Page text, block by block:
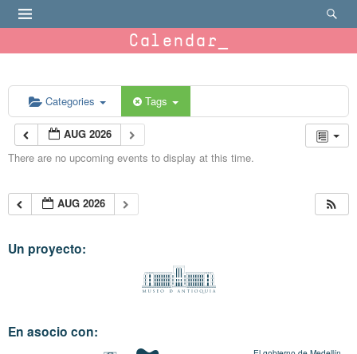
Calendar
Categories Tags
AUG 2026
There are no upcoming events to display at this time.
AUG 2026
Un proyecto:
En asocio con: